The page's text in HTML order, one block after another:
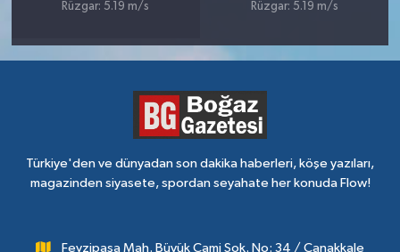
Rüzgar: 5.19 m/s
Rüzgar: 5.19 m/s
Türkiye'den ve dünyadan son dakika haberleri, köşe yazıları,
magazinden siyasete, spordan seyahate her konuda Flow!
Fevzipaşa Mah. Büyük Cami Sok. No: 34 / Çanakkale